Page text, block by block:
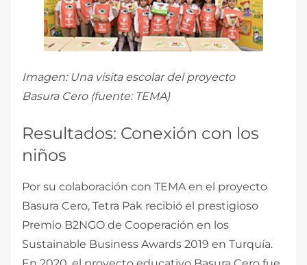
Imagen: Una visita escolar del proyecto
Basura Cero (fuente: TEMA)
Resultados: Conexión con los
niños
Por su colaboración con TEMA en el proyecto
Basura Cero, Tetra Pak recibió el prestigioso
Premio B2NGO de Cooperación en los
Sustainable Business Awards 2019 en Turquía.